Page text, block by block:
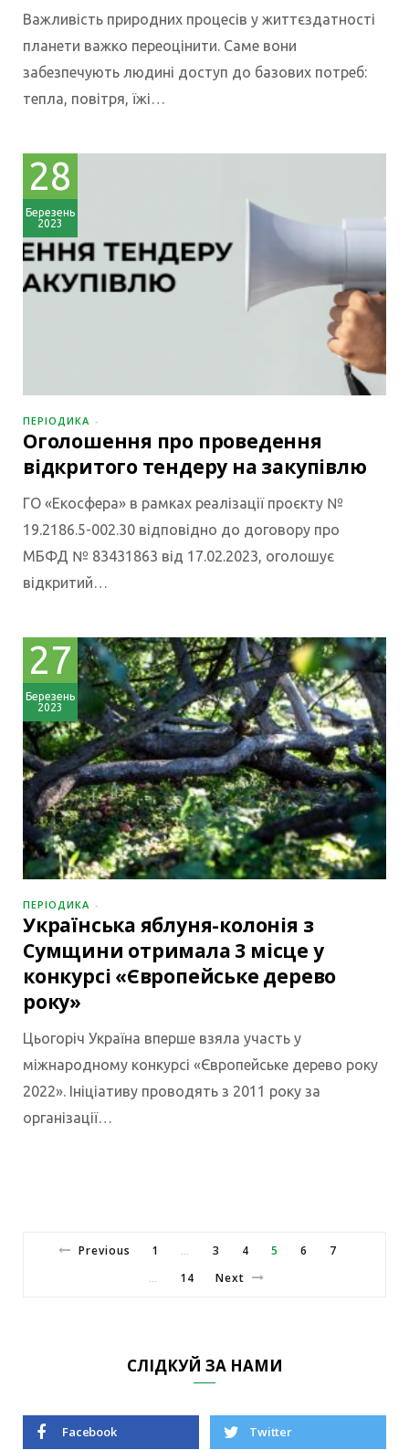
Важливість природних процесів у життєздатності
планети важко переоцінити. Саме вони
забезпечують людині доступ до базових потреб:
тепла, повітря, їжі…
28
Березень
2023
ПЕРІОДИКА
Оголошення про проведення
відкритого тендеру на закупівлю
ГО «Екосфера» в рамках реалізації проєкту №
19.2186.5-002.30 відповідно до договору про
МБФД № 83431863 від 17.02.2023, оголошує
відкритий…
27
Березень
2023
ПЕРІОДИКА
Українська яблуня-колонія з
Сумщини отримала 3 місце у
конкурсі «Європейське дерево
року»
Цьогоріч Україна вперше взяла участь у
міжнародному конкурсі «Європейське дерево року
2022». Ініціативу проводять з 2011 року за
організації…
Previous 1 … 3 4 5 6 7
… 14 Next
СЛІДКУЙ ЗА НАМИ
Facebook Twitter